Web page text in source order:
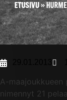
ETUSIVU»
A-maajoukkueen
nimennyt 21